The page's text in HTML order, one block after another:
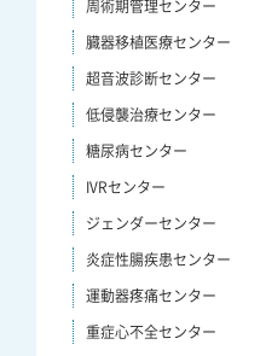
周術期管理センター
臓器移植医療センター
超音波診断センター
低侵襲治療センター
糖尿病センター
IVRセンター
ジェンダーセンター
炎症性腸疾患センター
運動器疼痛センター
重症心不全センター